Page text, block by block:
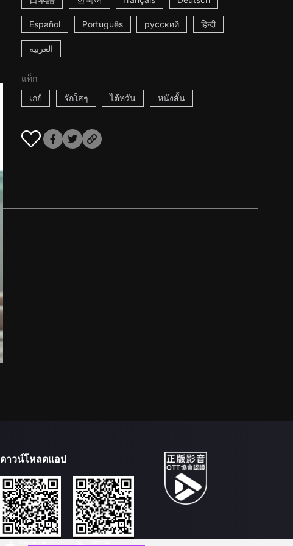
Español Português русский हिन्दी
العربية
แท็ก
เกย์
รักใสๆ ไต้หวัน หนังสั้น
ดาวน์โหลดแอป